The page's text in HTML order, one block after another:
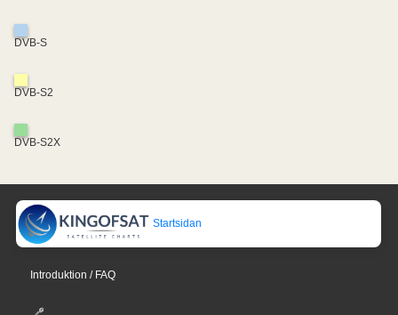
DVB-S
DVB-S2
DVB-S2X
Startsidan
Introduktion / FAQ